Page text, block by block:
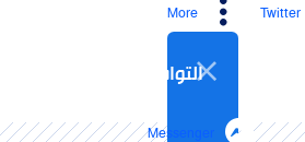
Twitter
More
التواصل الاجتماعي
Messenger